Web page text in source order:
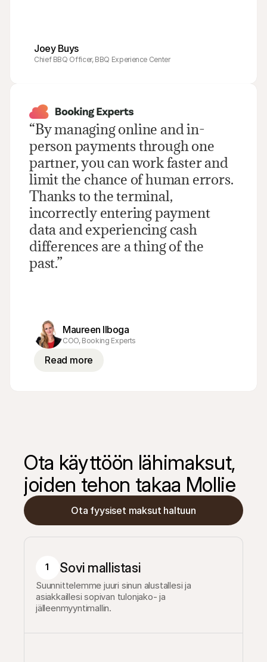
Joey Buys
Chief BBQ Officer, BBQ Experience Center
“By managing online and in-
person payments through one
partner, you can work faster and
limit the chance of human errors.
Thanks to the terminal,
incorrectly entering payment
data and experiencing cash
differences are a thing of the
past.”
Maureen Ilboga
COO, Booking Experts
Read more
Ota käyttöön lähimaksut,
joiden tehon takaa Mollie
Ota fyysiset maksut haltuun
1 Sovi mallistasi
Suunnittelemme juuri sinun alustallesi ja
asiakkaillesi sopivan tulonjako- ja
jälleenmyyntimallin.